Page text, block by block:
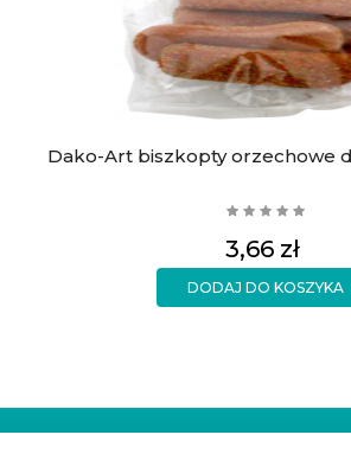
Dako-Art biszkopty orzechowe
Cena
3,66 zł
DODAJ DO KOSZYKA